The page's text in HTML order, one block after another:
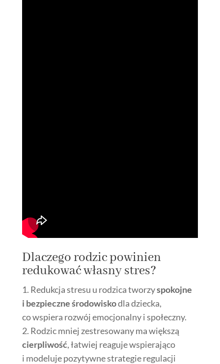
Dlaczego rodzic powinien
redukować własny stres?
1. Redukcja stresu u rodzica tworzyspokojne
i bezpieczne środowiskodla dziecka,
co wspiera rozwój emocjonalny i społeczny.
2. Rodzic mniej zestresowany ma większą
cierpliwość, łatwiej reaguje wspierająco
i modeluje pozytywne strategie regulacji